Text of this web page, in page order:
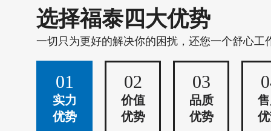
选择福泰四大优势
一切只为更好的解决你的困扰，还您一个舒心工
01
实力
优势
02
价值
优势
03
品质
优势